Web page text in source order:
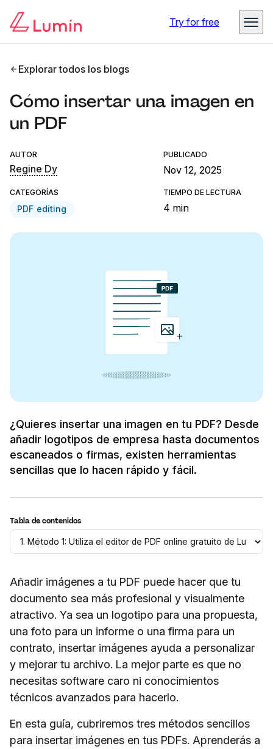
Try for free
Explorar todos los blogs
Cómo insertar una imagen en
un PDF
AUTOR
Regine Dy
PUBLICADO
Nov 12, 2025
CATEGORÍAS
PDF editing
TIEMPO DE LECTURA
4 min
¿Quieres insertar una imagen en tu PDF? Desde
añadir logotipos de empresa hasta documentos
escaneados o firmas, existen herramientas
sencillas que lo hacen rápido y fácil.
Tabla de contenidos
Añadir imágenes a tu PDF puede hacer que tu
documento sea más profesional y visualmente
atractivo. Ya sea un logotipo para una propuesta,
una foto para un informe o una firma para un
contrato, insertar imágenes ayuda a personalizar
y mejorar tu archivo. La mejor parte es que no
necesitas software caro ni conocimientos
técnicos avanzados para hacerlo.
En esta guía, cubriremos tres métodos sencillos
para insertar imágenes en tus PDFs. Aprenderás a